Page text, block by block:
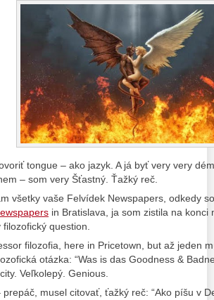
tongue – ako jazyk. A já byť very very
– som very Šťastný. Ťažký reč.
všetky vaše Felvídek Newspapers, odkedy
in Bratislava, ja som zistila na
question.
filozofia, here in Pricetown, but až jeden
otázka: “Was is das Goodness &
Veľkolepý. Genious.
prepáč, musel citovať, ťažký reč: “Ako píšu v